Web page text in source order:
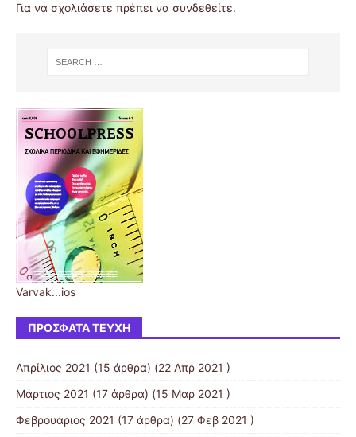
Για να σχολιάσετε πρέπει να συνδεθείτε.
Varvak...ios
ΠΡΌΣΦΑΤΑ ΤΕΎΧΗ
Απρίλιος 2021 (15 άρθρα) (22 Απρ 2021 )
Μάρτιος 2021 (17 άρθρα) (15 Μαρ 2021 )
Φεβρουάριος 2021 (17 άρθρα) (27 Φεβ 2021 )